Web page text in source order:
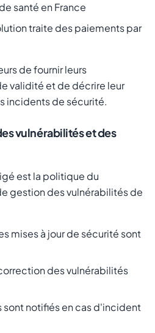
santé en France
traite des paiements par
de fournir leurs
validité et de décrire leur
incidents de sécurité.
vulnérabilités et des
est la politique du
gestion des vulnérabilités de
mises à jour de sécurité sont
des vulnérabilités
notifiés en cas d'incident